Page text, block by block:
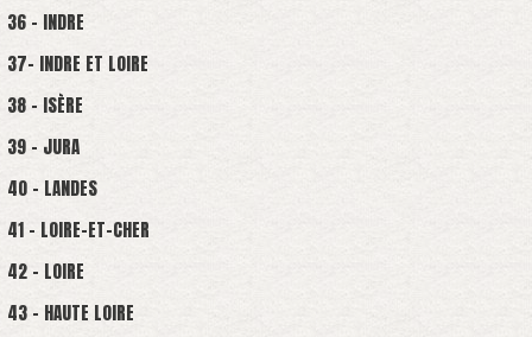
36 - INDRE
37- INDRE ET LOIRE
38 - ISÈRE
39 - JURA
40 - LANDES
41 - LOIRE-ET-CHER
42 - LOIRE
43 - HAUTE LOIRE